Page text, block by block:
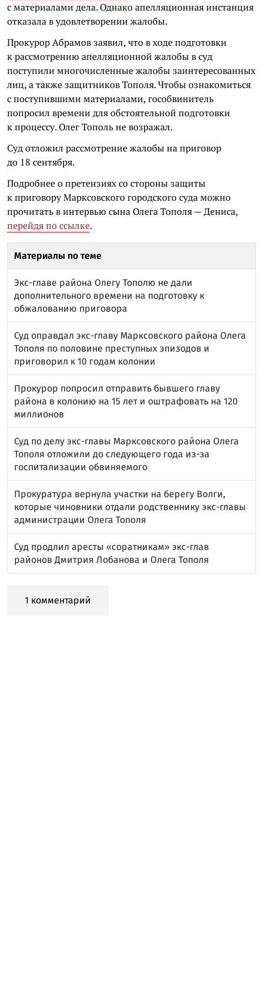
с материалами дела. Однако апелляционная инстанция
отказала в удовлетворении жалобы.
Прокурор Абрамов заявил, что в ходе подготовки
к рассмотрению апелляционной жалобы в суд
поступили многочисленные жалобы заинтересованных
лиц, а также защитников Тополя. Чтобы ознакомиться
с поступившими материалами, гособвинитель
попросил времени для обстоятельной подготовки
к процессу. Олег Тополь не возражал.
Суд отложил рассмотрение жалобы на приговор
до 18 сентября.
Подробнее о претензиях со стороны защиты
к приговору Марксовского городского суда можно
прочитать в интервью сына Олега Тополя — Дениса,
перейдя по ссылке.
Материалы по теме
Экс-главе района Олегу Тополю не дали
дополнительного времени на подготовку к
обжалованию приговора
Суд оправдал экс-главу Марксовского района Олега
Тополя по половине преступных эпизодов и
приговорил к 10 годам колонии
Прокурор попросил отправить бывшего главу
района в колонию на 15 лет и оштрафовать на 120
миллионов
Суд по делу экс-главы Марксовского района Олега
Тополя отложили до следующего года из-за
госпитализации обвиняемого
Прокуратура вернула участки на берегу Волги,
которые чиновники отдали родственнику экс-главы
администрации Олега Тополя
Суд продлил аресты «соратникам» экс-глав
районов Дмитрия Лобанова и Олега Тополя
1 комментарий